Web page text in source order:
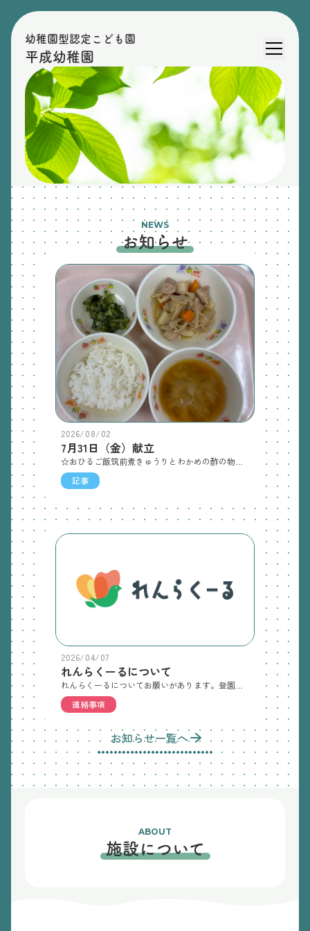
幼稚園型認定こども園
平成幼稚園
NEWS
お知らせ
2026/08/02
7月31日（金）献立
記事
2026/04/07
れんらくーるについて
連絡事項
お知らせ一覧へ
ABOUT
施設について